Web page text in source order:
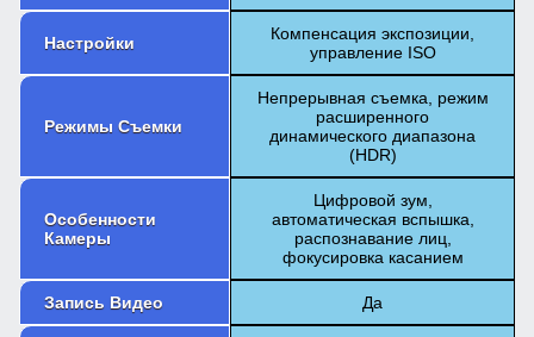
Настройки
Компенсация экспозиции,
управление ISO
Режимы Съемки
Непрерывная съемка, режим
расширенного
динамического диапазона
(HDR)
Особенности
Камеры
Цифровой зум,
автоматическая вспышка,
распознавание лиц,
фокусировка касанием
Запись Видео Да